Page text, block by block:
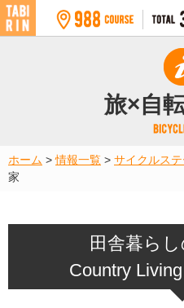
旅×自
ホーム >情報一覧 > サイクルス
家
田舎暮ら
Country